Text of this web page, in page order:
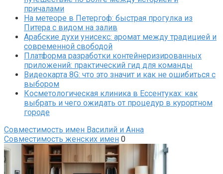
причалами
На метеоре в Петергоф: быстрая прогулка из
Питера с видом на залив
Арабские духи унисекс: аромат между традицией и
современной свободой
Платформа разработки контейнеризированных
приложений: практический гид для команды
Видеокарта 8G: что это значит и как не ошибиться с
выбором
Косметологическая клиника в Ессентуках: как
выбрать и чего ожидать от процедур в курортном
городе
Совместимость имен Василий и Анна
Совместимость женских имен 0